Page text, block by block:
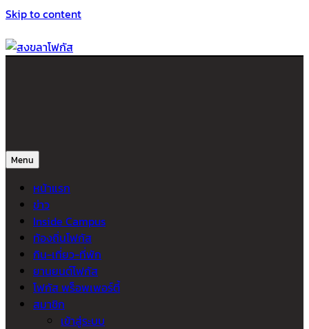
Skip to content
Menu
หน้าแรก
ข่าว
Inside Campus
ท้องถิ่นโฟกัส
กิน-เที่ยว-ที่พัก
ยานยนต์โฟกัส
โฟกัส พร็อพเพอร์ตี้
สมาชิก
เข้าสู่ระบบ